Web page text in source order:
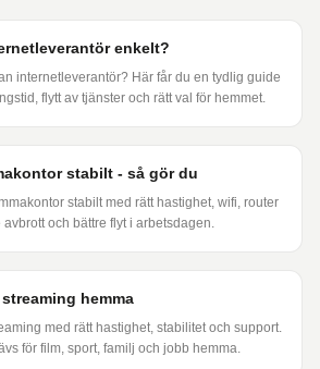
enkelt?
internetleverantör? Här får du en tydlig guide
flytt av tjänster och rätt val för hemmet.
stabilt - så gör du
stabilt med rätt hastighet, wifi, router
och bättre flyt i arbetsdagen.
hemma
med rätt hastighet, stabilitet och support.
för film, sport, familj och jobb hemma.